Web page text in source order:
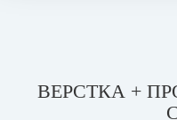
ВЕРСТКА +